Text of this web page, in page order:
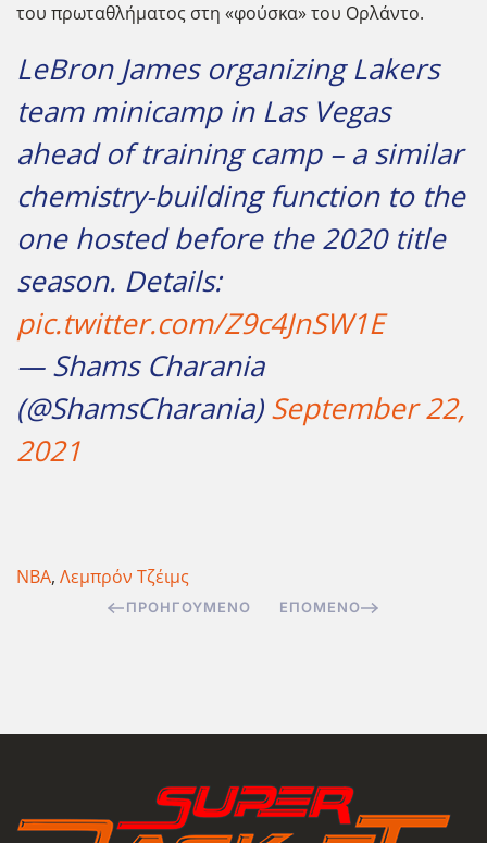
του πρωταθλήματος στη «φούσκα» του Ορλάντο.
LeBron James organizing Lakers
team minicamp in Las Vegas
ahead of training camp – a similar
chemistry-building function to the
one hosted before the 2020 title
season. Details:
pic.twitter.com/Z9c4JnSW1E
— Shams Charania
(@ShamsCharania)September 22,
2021
NBA, Λεμπρόν Τζέιμς
ΠΡΟΗΓΟΎΜΕΝΟ ΕΠΌΜΕΝΟ